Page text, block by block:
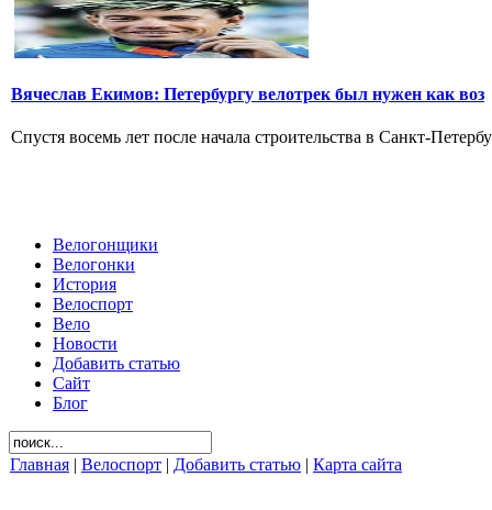
Вячеслав Екимов: Петербургу велотрек был нужен как воз
Спустя восемь лет после начала строительства в Санкт-
Велогонщики
Велогонки
История
Велоспорт
Вело
Новости
Добавить статью
Сайт
Блог
Главная | Велоспорт | Добавить статью | Карта сайта